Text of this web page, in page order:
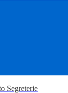
Segreterie